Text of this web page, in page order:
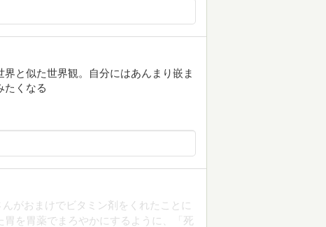
と似た世界観。自分にはあんまり嵌ま
たくなる
がおまけでビタミン剤をくれたことに
を胃薬でまろやかにするように、「死